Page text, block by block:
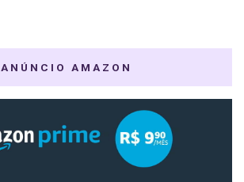
ANÚNCIO AMAZON